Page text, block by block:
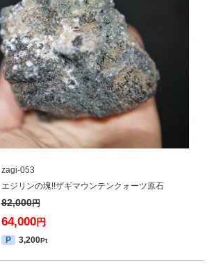
zagi-053
エジリンの塊!!ザギマウンテンクォーツ原石
82,000円
64,000円
P 3,200Pt